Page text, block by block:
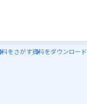
料をさがす資料をダウンロード